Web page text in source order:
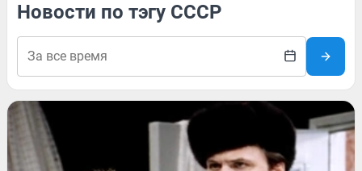
Новости по тэгу СССР